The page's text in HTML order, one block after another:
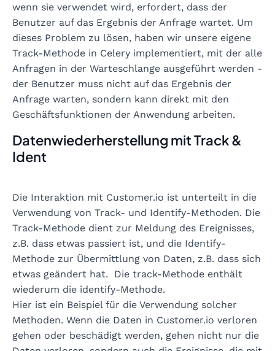
wenn sie verwendet wird, erfordert, dass der
Benutzer auf das Ergebnis der Anfrage wartet. Um
dieses Problem zu lösen, haben wir unsere eigene
Track-Methode in Celery implementiert, mit der alle
Anfragen in der Warteschlange ausgeführt werden -
der Benutzer muss nicht auf das Ergebnis der
Anfrage warten, sondern kann direkt mit den
Geschäftsfunktionen der Anwendung arbeiten.
Datenwiederherstellung mit Track &
Ident
Die Interaktion mit Customer.io ist unterteilt in die
Verwendung von Track- und Identify-Methoden. Die
Track-Methode dient zur Meldung des Ereignisses,
z.B. dass etwas passiert ist, und die Identify-
Methode zur Übermittlung von Daten, z.B. dass sich
etwas geändert hat. Die track-Methode enthält
wiederum die identify-Methode.
Hier ist ein Beispiel für die Verwendung solcher
Methoden. Wenn die Daten in Customer.io verloren
gehen oder beschädigt werden, gehen nicht nur die